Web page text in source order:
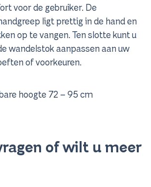
voor de gebruiker. De
ligt prettig in de hand en
op te vangen. Ten slotte kunt u
wandelstok aanpassen aan uw
of voorkeuren.
hoogte 72 – 95 cm
of wilt u meer